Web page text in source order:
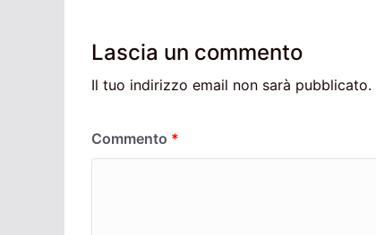
Lascia un commento
Il tuo indirizzo email non sarà pubblicato.
Commento *